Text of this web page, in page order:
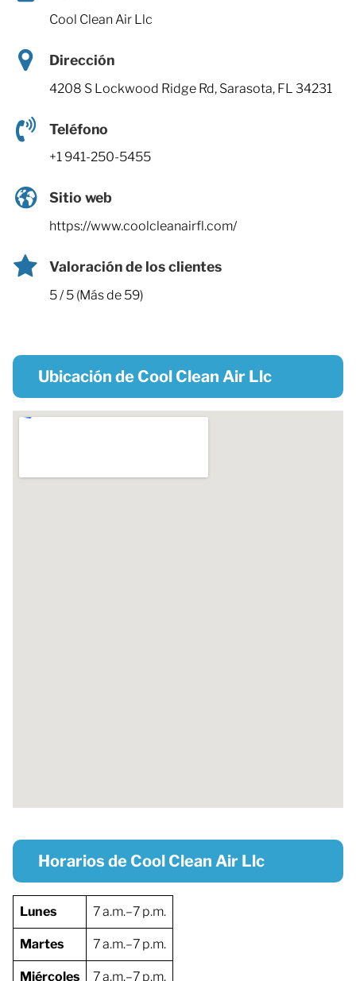
Cool Clean Air Llc
Dirección
4208 S Lockwood Ridge Rd, Sarasota, FL 34231
Teléfono
+1 941-250-5455
Sitio web
https://www.coolcleanairfl.com/
Valoración de los clientes
5 / 5 (Más de 59)
Ubicación de Cool Clean Air Llc
Horarios de Cool Clean Air Llc
Lunes 7 a.m.–7 p.m.
Martes 7 a.m.–7 p.m.
Miércoles 7 a.m.–7 p.m.